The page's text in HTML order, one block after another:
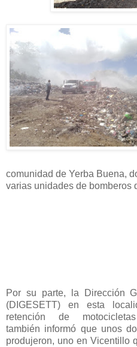
comunidad de Yerba Buena,
varias unidades de bomberos
Por su parte, la Dirección
(DIGESETT) en esta
retención de
también informó que unos
produjeron, uno en Vicentillo